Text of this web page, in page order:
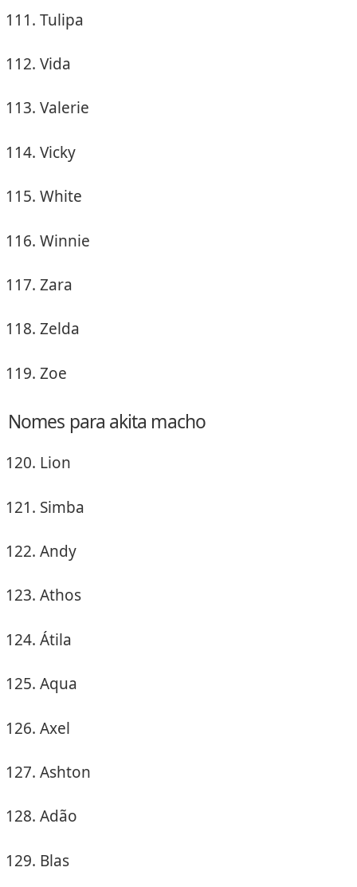
Tulipa
Vida
Valerie
Vicky
White
Winnie
Zara
Zelda
Zoe
Nomes para akita macho
Lion
Simba
Andy
Athos
Átila
Aqua
Axel
Ashton
Adão
Blas